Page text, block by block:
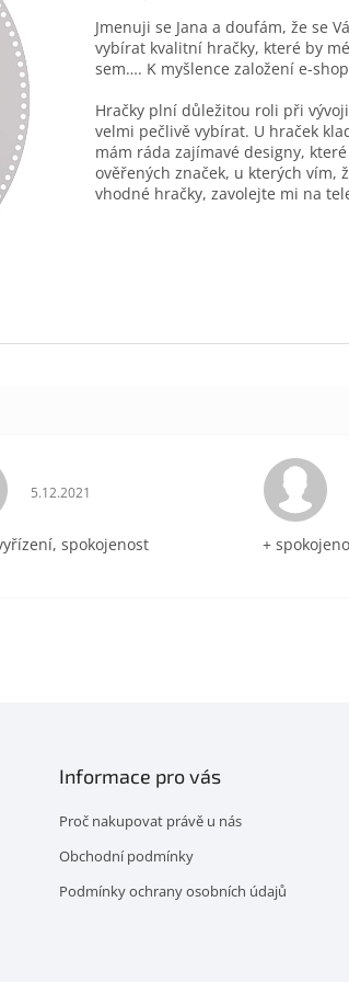
Jmenuji se Jana a doufám, že se
vybírat kvalitní hračky, které by
sem…. K myšlence založení e-
Hračky plní důležitou roli při
velmi pečlivě vybírat. U hraček
mám ráda zajímavé designy,
ověřených značek, u kterých vím,
vhodné hračky, zavolejte mi na
Hodnocení obchodu je 5 z 5 hvězdiček.
5.12.2021
spokojenost +
Informace pro vás
Proč nakupovat právě u nás
Obchodní podmínky
Podmínky ochrany osobních údajů